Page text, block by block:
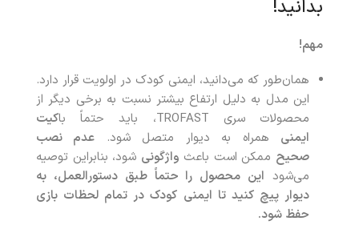
بدانید!
مهم!
همان‌طور که می‌دانید، ایمنی کودک در اولویت قرار دارد.
این مدل به دلیل ارتفاع بیشتر نسبت به برخی دیگر از
محصولات سری TROFAST، باید حتماً با
کیت
ایمنی همراه به دیوار متصل شود. عدم نصب
صحیح ممکن است باعث واژگونی شود، بنابراین توصیه
می‌شود این محصول را حتماً طبق دستورالعمل، به
دیوار پیچ کنید تا ایمنی کودک در تمام لحظات بازی
حفظ شود.